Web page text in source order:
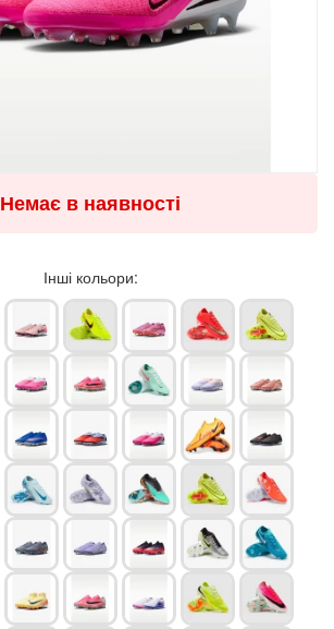
Немає в наявності
Інші кольори: